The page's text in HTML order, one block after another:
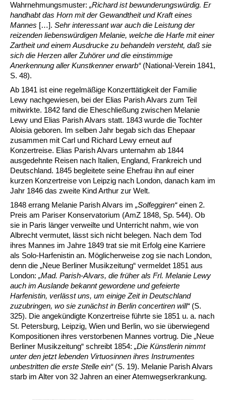
Wahrnehmungsmuster: „Richard ist bewunderungswürdig. Er
handhabt das Horn mit der Gewandtheit und Kraft eines
Mannes […]. Sehr interessant war auch die Leistung der
reizenden liebenswürdigen Melanie, welche die Harfe mit einer
Zartheit und einem Ausdrucke zu behandeln versteht, daß sie
sich die Herzen aller Zuhörer und die einstimmige
Anerkennung aller Kunstkenner erwarb“ (National-Verein 1841,
S. 48).
Ab 1841 ist eine regelmäßige Konzerttätigkeit der Familie
Lewy nachgewiesen, bei der Elias Parish Alvars zum Teil
mitwirkte. 1842 fand die Eheschließung zwischen Melanie
Lewy und Elias Parish Alvars statt. 1843 wurde die Tochter
Aloisia geboren. Im selben Jahr begab sich das Ehepaar
zusammen mit Carl und Richard Lewy erneut auf
Konzertreise. Elias Parish Alvars unternahm ab 1844
ausgedehnte Reisen nach Italien, England, Frankreich und
Deutschland. 1845 begleitete seine Ehefrau ihn auf einer
kurzen Konzertreise von Leipzig nach London, danach kam im
Jahr 1846 das zweite Kind Arthur zur Welt.
1848 errang Melanie Parish Alvars im „Solfeggiren“einen 2.
Preis am Pariser Konservatorium (AmZ 1848, Sp. 544). Ob
sie in Paris länger verweilte und Unterricht nahm, wie von
Albrecht vermutet, lässt sich nicht belegen. Nach dem Tod
ihres Mannes im Jahre 1849 trat sie mit Erfolg eine Karriere
als Solo-Harfenistin an. Möglicherweise zog sie nach London,
denn die „Neue Berliner Musikzeitung“ vermeldet 1851 aus
London: „Mad. Parish-Alvars, die früher als Frl. Melanie Lewy
auch im Auslande bekannt gewordene und gefeierte
Harfenistin, verlässt uns, um einige Zeit in Deutschland
zuzubringen, wo sie zunächst in Berlin concertiren will“(S.
325). Die angekündigte Konzertreise führte sie 1851 u. a. nach
St. Petersburg, Leipzig, Wien und Berlin, wo sie überwiegend
Kompositionen ihres verstorbenen Mannes vortrug. Die „Neue
Berliner Musikzeitung“ schreibt 1854: „Die Künstlerin nimmt
unter den jetzt lebenden Virtuosinnen ihres Instrumentes
unbestritten die erste Stelle ein“ (S. 19). Melanie Parish Alvars
starb im Alter von 32 Jahren an einer Atemwegserkrankung.